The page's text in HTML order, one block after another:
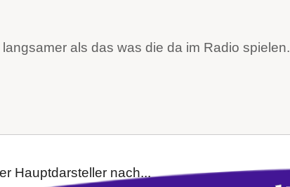
als das was die da im Radio spielen.
Hauptdarsteller nach...